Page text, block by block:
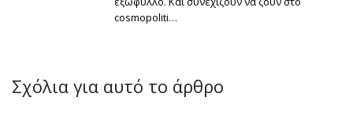
cosmopoliti…
Σχόλια για αυτό το άρθρο